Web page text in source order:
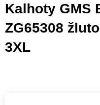
Kalhoty GMS
ZG65308
3XL